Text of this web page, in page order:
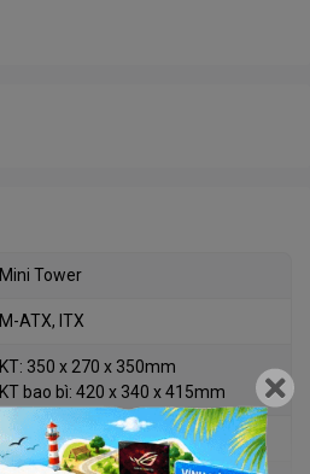
Mini Tower
M-ATX, ITX
KT: 350 x 270 x 350mm
KT bao bì: 420 x 340 x 415mm
SUPPORT 3.5 HDD X1/ 2.5 SSD X2